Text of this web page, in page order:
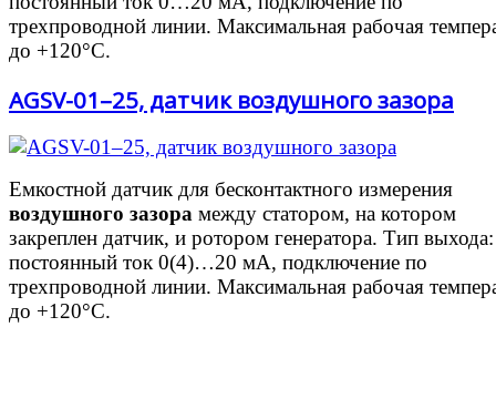
трехпроводной линии. Максимальная рабочая
до +120°С.
AGSV-01–25, датчик воздушного зазора
Емкостной датчик для бесконтактного измерения
воздушного зазора между статором, на котором
закреплен датчик, и ротором генератора. Тип выхода:
постоянный ток 0(4)…20 мА, подключение по
трехпроводной линии. Максимальная рабочая
до +120°С.